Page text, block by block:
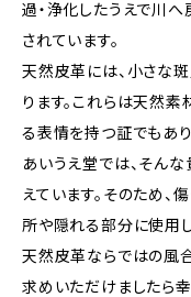
過・浄化したうえで川
されています。
天然皮革には、小さな斑
ります。これらは天然
る表情を持つ証でもあり
あいうえ堂では、そん
えています。そのため
所や隠れる部分に使用
天然皮革ならではの風
求めいただけましたら幸